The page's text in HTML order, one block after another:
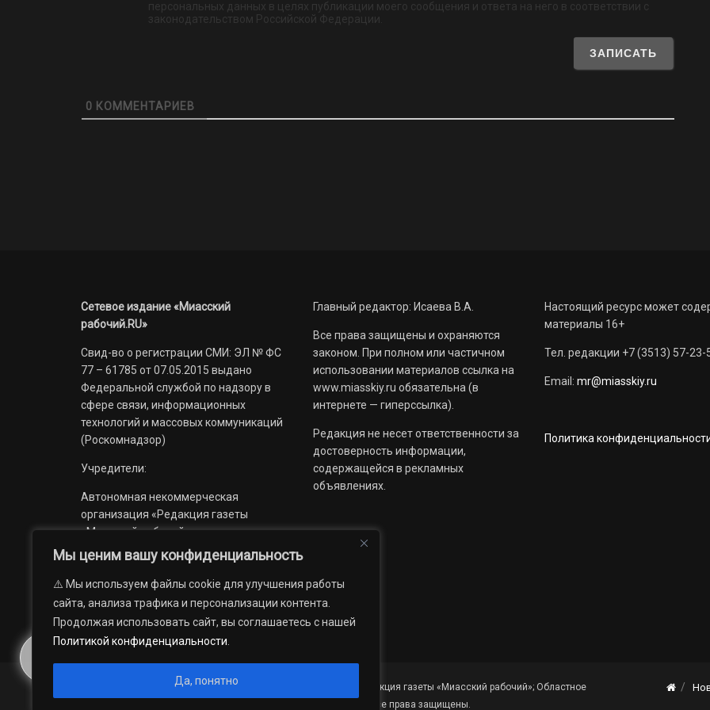
Мы ценим вашу конфиденциальность
⚠️ Мы используем файлы cookie для улучшения работы
сайта, анализа трафика и персонализации контента.
Продолжая использовать сайт, вы соглашаетесь с нашей
Политикой конфиденциальности
Да, понятно
персональных данных в целях публикации моего сообщения и ответа на него в соответствии с
законодательством Российской Федерации.
0 КОММЕНТАРИЕВ
Сетевое издание «Миасский
рабочий.RU»
Свид-во о регистрации СМИ: ЭЛ № ФС
77 – 61785 от 07.05.2015 выдано
Федеральной службой по надзору в
сфере связи, информационных
технологий и массовых коммуникаций
(Роскомнадзор)
Учредители:
Автономная некоммерческая
организация «Редакция газеты
«Миасский рабочий»;
Областное государственное
учреждение «Издательский дом
Главный редактор: Исаева В.А.
Все права защищены и охраняются
законом. При полном или частичном
использовании материалов ссылка на
www.miasskiy.ru обязательна (в
интернете — гиперссылка).
Редакция не несет ответственности за
достоверность информации,
содержащейся в рекламных
объявлениях.
Настоящий ресурс может
материалы 16+
Тел. редакции +7 (3513) 57-23-
Email: mr@miasskiy.ru
Политика
© 2012 — 2026. Автономная некоммерческая организация «Редакция газеты «Миасский рабочий»; Областное
государственное учреждение «Издательский дом «Губерния». Все права защищены.